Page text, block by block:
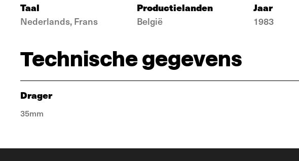
Taal
Nederlands, Frans
Productielanden
België
Jaar
1983
Technische gegevens
Drager
35mm